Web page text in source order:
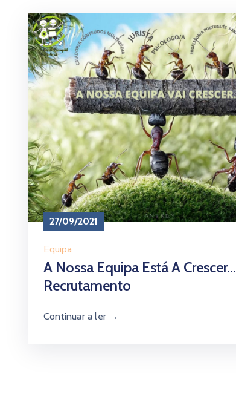
27/09/2021
Equipa
A Nossa Equipa Está A Crescer…
Recrutamento
Continuar a ler →